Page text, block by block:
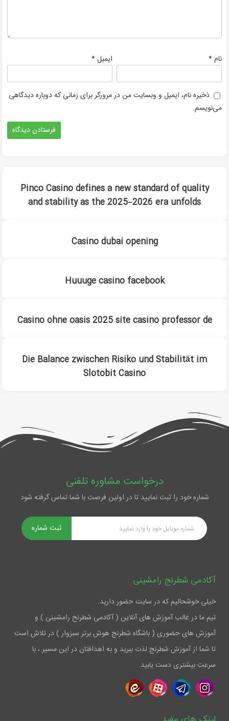
نام* ایمیل*
ذخیره نام، ایمیل و وبسایت من در مرورگر برای زمانی که دوباره دیدگاهی
می‌نویسم.
Pinco Casino defines a new standard of quality
and stability as the 2025–2026 era unfolds
Casino dubai opening
Huuuge casino facebook
Casino ohne oasis 2025 site casino professor de
Die Balance zwischen Risiko und Stabilität im
Slotobit Casino
درخواست مشاوره تلفنی
شماره خود را ثبت نمایید تا در اولین فرصت با شما تماس گرفته شود
ثبت شماره
آکادمی شطرنج رامشینی
خیلی خوشحالیم که در سایت حضور دارید.
تیم ما در غالب آموزش های آنلاین ( آکادمی شطرنح رامشینی ) و
آموزش های حضوری ( باشگاه شطرنج هوش برتر سبزوار ) در تلاش است
تا شما از آموزش شطرنج لذت ببرید و به اهدافتان در این مسیر ، با
سرعت بیشتری دست یابید.